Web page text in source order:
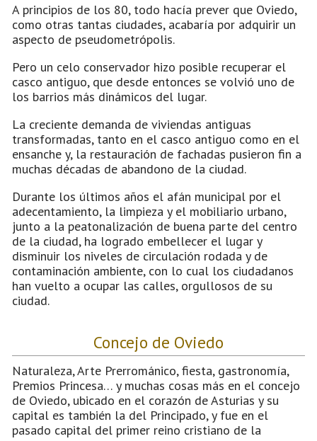
A principios de los 80, todo hacía prever que Oviedo,
como otras tantas ciudades, acabaría por adquirir un
aspecto de pseudometrópolis.
Pero un celo conservador hizo posible recuperar el
casco antiguo, que desde entonces se volvió uno de
los barrios más dinámicos del lugar.
La creciente demanda de viviendas antiguas
transformadas, tanto en el casco antiguo como en el
ensanche y, la restauración de fachadas pusieron fin a
muchas décadas de abandono de la ciudad.
Durante los últimos años el afán municipal por el
adecentamiento, la limpieza y el mobiliario urbano,
junto a la peatonalización de buena parte del centro
de la ciudad, ha logrado embellecer el lugar y
disminuir los niveles de circulación rodada y de
contaminación ambiente, con lo cual los ciudadanos
han vuelto a ocupar las calles, orgullosos de su
ciudad.
Concejo de Oviedo
Naturaleza, Arte Prerrománico, fiesta, gastronomía,
Premios Princesa… y muchas cosas más en el concejo
de Oviedo, ubicado en el corazón de Asturias y su
capital es también la del Principado, y fue en el
pasado capital del primer reino cristiano de la